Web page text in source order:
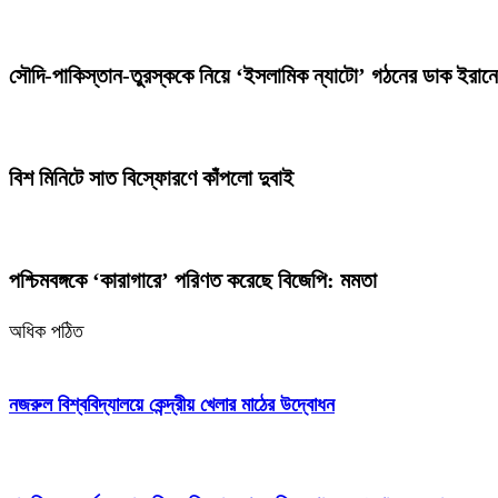
সৌদি-পাকিস্তান-তুরস্ককে নিয়ে ‘ইসলামিক ন্যাটো’ গঠনের ডাক
বিশ মিনিটে সাত বিস্ফোরণে কাঁপলো দুবাই
পশ্চিমবঙ্গকে ‘কারাগারে’ পরিণত করেছে বিজেপি: মমতা
অধিক পঠিত
নজরুল বিশ্ববিদ্যালয়ে কেন্দ্রীয় খেলার মাঠের উদ্বোধন